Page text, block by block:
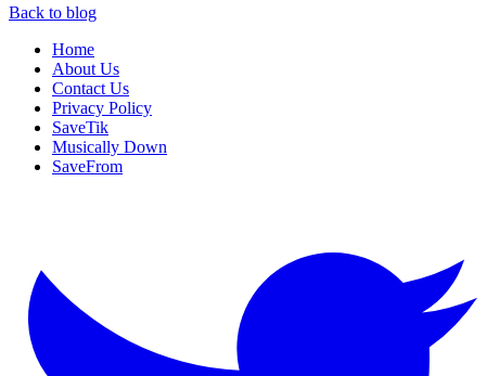
Back to blog
Home
About Us
Contact Us
Privacy Policy
SaveTik
Musically Down
SaveFrom